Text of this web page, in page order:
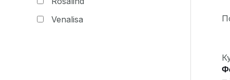
Venalisa